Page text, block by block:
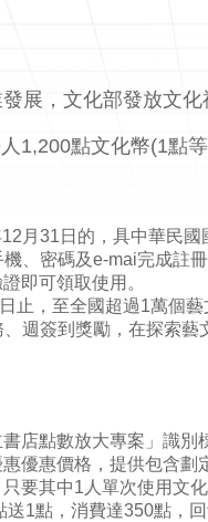
展，文化部發放文
1,200點文化幣(1點等
月31日的，具中華民
、密碼及e-mai完成註
即可領取使用。
，至全國超過1萬個藝
週簽到獎勵，在探索
店點數放大專案」識
優惠價格，提供包含
要其中1人單次使用文
1點，消費達350點，回